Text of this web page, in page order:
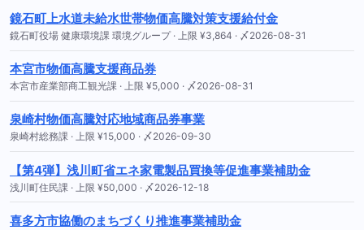
鏡石町上水道未給水世帯物価高騰対策支援給付金
鏡石町役場 健康環境課 環境グループ · 上限 ¥3,864 · 〆2026-08-31
本宮市物価高騰支援商品券
本宮市産業部商工観光課 · 上限 ¥5,000 · 〆2026-08-31
泉崎村物価高騰対応地域商品券事業
泉崎村総務課 · 上限 ¥15,000 · 〆2026-09-30
【第4弾】浅川町省エネ家電製品買換等促進事業補助金
浅川町住民課 · 上限 ¥50,000 · 〆2026-12-18
喜多方市協働のまちづくり推進事業補助金